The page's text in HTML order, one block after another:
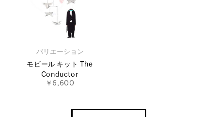
バリエーション
モビール キット The
Conductor
￥6,600